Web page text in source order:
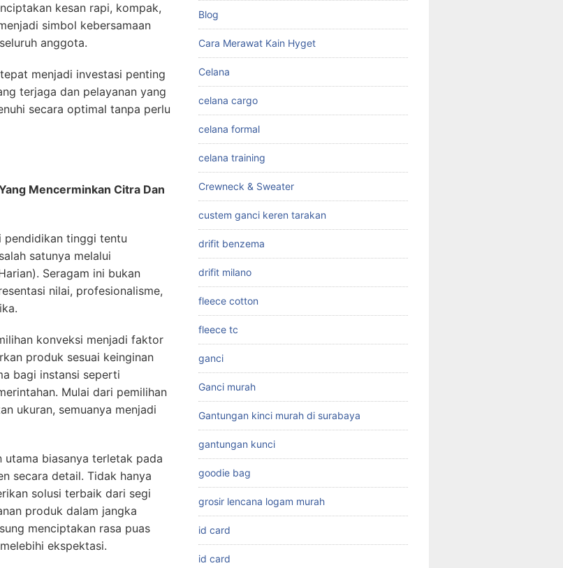
kesan rapi, kompak,
simbol kebersamaan
anggota.
menjadi investasi penting
terjaga dan pelayanan yang
secara optimal tanpa perlu
Mencerminkan Citra Dan
pendidikan tinggi tentu
satunya melalui
Seragam ini bukan
nilai, profesionalisme,
konveksi menjadi faktor
produk sesuai keinginan
bagi instansi seperti
Mulai dari pemilihan
ukuran, semuanya menjadi
utama biasanya terletak pada
secara detail. Tidak hanya
solusi terbaik dari segi
produk dalam jangka
menciptakan rasa puas
ekspektasi.
Blog
Cara Merawat Kain Hyget
Celana
celana cargo
celana formal
celana training
Crewneck & Sweater
custem ganci keren tarakan
drifit benzema
drifit milano
fleece cotton
fleece tc
ganci
Ganci murah
Gantungan kinci murah di surabaya
gantungan kunci
goodie bag
grosir lencana logam murah
id card
id card